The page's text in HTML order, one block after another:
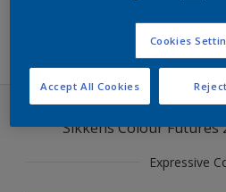
Sikkens Modern Klassieke
Sikkens 5051
Sikkens ACC naar RAL
Sikkens Kleurselectie Kleuren
Sikkens Kleurselectie Grijzen
Sikkens Colour Futures
Expressive
Cookies
Accept All Cookies